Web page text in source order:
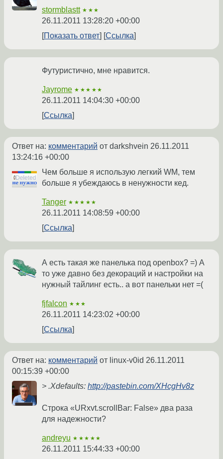
stormblastt ★★★
26.11.2011 13:28:20 +00:00
Показать ответ
Ссылка
Футуристично, мне нравится.
Jayrome ★★★★★
26.11.2011 14:04:30 +00:00
Ссылка
Ответ на: комментарий от darkshvein 26.11.2011
13:24:16 +00:00
Чем больше я использую легкий WM, тем
больше я убеждаюсь в ненужности кед.
Tanger ★★★★★
26.11.2011 14:08:59 +00:00
Ссылка
А есть такая же панелька под openbox? =) А
то уже давно без декораций и настройки на
нужный тайлинг есть.. а вот панельки нет =(
fjfalcon ★★★
26.11.2011 14:23:02 +00:00
Ссылка
Ответ на: комментарий от linux-v0id 26.11.2011
00:15:39 +00:00
> .Xdefaults: http://pastebin.com/XHcgHv8z
Строка «URxvt.scrollBar: False» два раза
для надежности?
andreyu ★★★★★
26.11.2011 15:44:33 +00:00